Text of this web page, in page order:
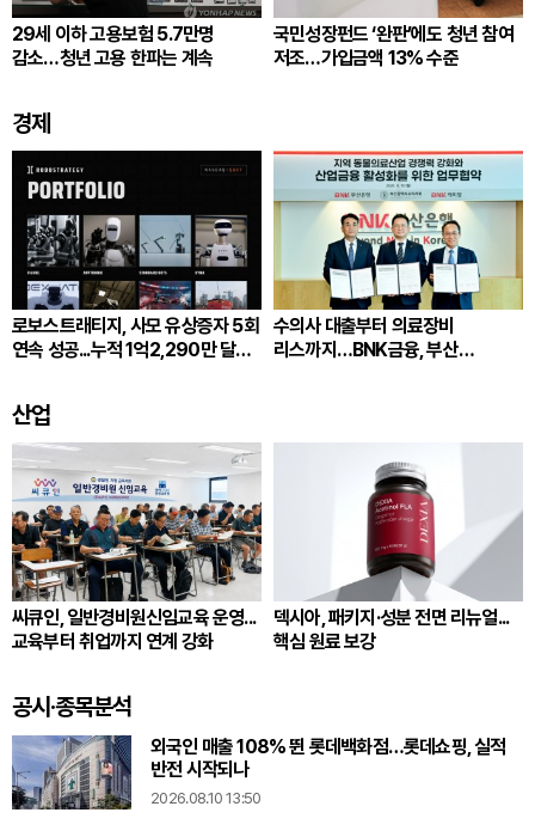
29세 이하 고용보험 5.7만명
감소…청년 고용 한파는 계속
국민성장펀드 ‘완판’에도 청년 참여
저조…가입금액 13% 수준
경제
로보스트래티지, 사모 유상증자 5회
연속 성공...누적 1억2,290만 달러
수의사 대출부터 의료장비
리스까지…BNK금융, 부산
산업
씨큐인, 일반경비원신임교육 운영...
교육부터 취업까지 연계 강화
덱시아, 패키지·성분 전면 리뉴얼...
핵심 원료 보강
공시·종목분석
외국인 매출 108% 뛴 롯데백화점…롯데쇼핑, 실적
반전 시작되나
2026.08.10 13:50